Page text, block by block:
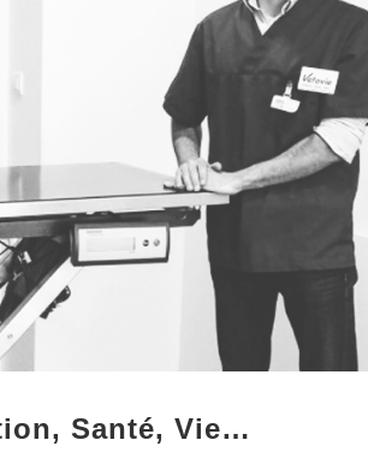
Santé, Vie…